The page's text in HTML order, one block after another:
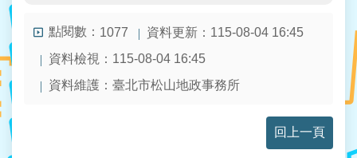
點閱數： 1077
資料更新：115-08-04 16:45
資料檢視：115-08-04 16:45
資料維護：臺北市松山地政事務所
回上一頁